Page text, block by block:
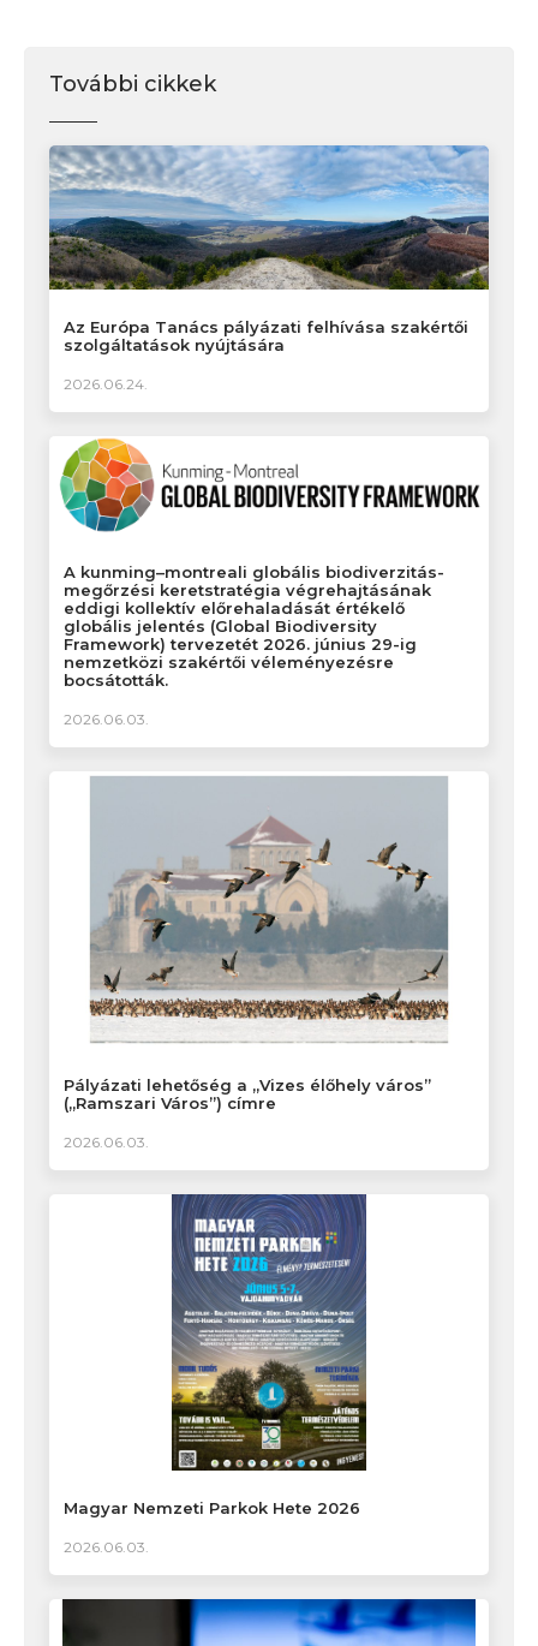
További cikkek
Az Európa Tanács pályázati felhívása szakértői
szolgáltatások nyújtására
2026.06.24.
A kunming–montreali globális biodiverzitás-
megőrzési keretstratégia végrehajtásának
eddigi kollektív előrehaladását értékelő
globális jelentés (Global Biodiversity
Framework) tervezetét 2026. június 29-ig
nemzetközi szakértői véleményezésre
bocsátották.
2026.06.03.
Pályázati lehetőség a „Vizes élőhely város”
(„Ramszari Város”) címre
2026.06.03.
Magyar Nemzeti Parkok Hete 2026
2026.06.03.